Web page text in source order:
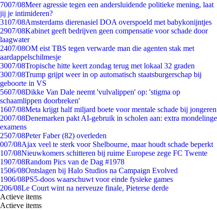
7007/08Meer agressie tegen een andersluidende politieke mening, laat
jij je intimideren?
3107/08Amsterdams dierenasiel DOA overspoeld met babykonijntjes
2907/08Kabinet geeft bedrijven geen compensatie voor schade door
laagwater
2407/08OM eist TBS tegen verwarde man die agenten stak met
aardappelschilmesje
3007/08Tropische hitte keert zondag terug met lokaal 32 graden
3007/08Trump grijpt weer in op automatisch staatsburgerschap bij
geboorte in VS
5607/08Dikke Van Dale neemt 'vulvalippen' op: 'stigma op
schaamlippen doorbreken'
1607/08Meta krijgt half miljard boete voor mentale schade bij jongeren
2007/08Denemarken pakt AI-gebruik in scholen aan: extra mondelinge
examens
2507/08Peter Faber (82) overleden
007/08Ajax veel te sterk voor Shelbourne, maar houdt schade beperkt
107/08Nieuwkomers schitteren bij ruime Europese zege FC Twente
1907/08Random Pics van de Dag #1978
1506/08Ontslagen bij Halo Studios na Campaign Evolved
1906/08PS5-doos waarschuwt voor einde fysieke games
206/08Le Court wint na nerveuze finale, Pieterse derde
Actieve items
Actieve items